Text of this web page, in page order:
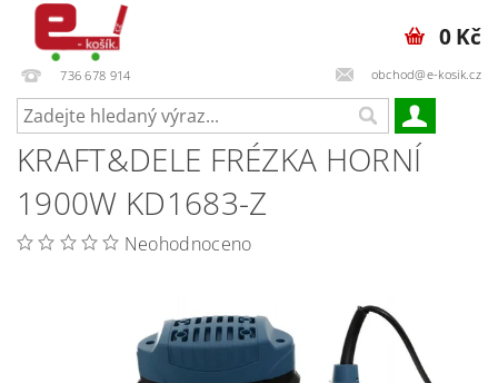
736 678 914 obchod@e-kosik.cz
0 Kč
KRAFT&DELE FRÉZKA HORNÍ
1900W KD1683-Z
Neohodnoceno